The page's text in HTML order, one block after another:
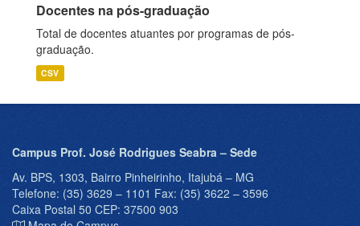
Docentes na pós-graduação
Total de docentes atuantes por programas de pós-
graduação.
CSV
Campus Prof. José Rodrigues Seabra – Sede
Av. BPS, 1303, Bairro Pinheirinho, Itajubá – MG
Telefone: (35) 3629 – 1101 Fax: (35) 3622 – 3596
Caixa Postal 50 CEP: 37500 903